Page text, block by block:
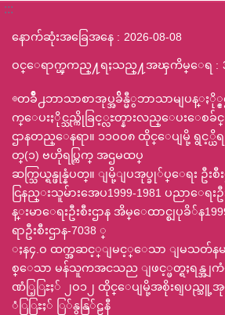
:::
နောက်ဆုံးအခြေအနေ 2026-08-08
ဝင္ေရာက္ၾကည္႔ရႈသည္႔အၾကိမ္ေရ
◎တခ်ဳိ႕ဘာသာစာအုပ္အခ်ိန္မီွဘာသာမျပန္ႏို္
က္ေပးႏိုင္သည္ကိုခြင့္လႊတ္နားလည္ေပးေစခ်င္
ဌာနတည္ေနရာ။ ၁၁ဝဝ၈ ထိုင္ေပျမို့ ရွင့္ယိ
တ္(၁) ဗဟိုရပ္ကြက္ အဌမထပ္
ဆက္သြယ္ရန္ဖုန္နံပတ္။ ျမို့ျပအုပ္ခု်ပ္ေရး ဦးစီး
ငြနည္းသူမ်ားအေပ1999-1981 ပညာေရးဦ
န္းမာေရးဦးစီးဌာန အိမ္ေထာင္စျပုခိ်န
ရာဦးစီးဌာန-7038 ္
ႈန၄.ဝ ထက္အဆင့္ျမင့္ေသာ ျမသတ်နမ
စ္ေသာ မန်သူကအငသည ျဖင့္ဖတ္ရႈရန္အျ
ဏံြ့ြႊႈ် ၂ဝ၁၂ ထိုင္ေပျမို့အစိုးရျပည္သူ့
ံြြႊႈ် ြ်နွနြ်ဠနီ